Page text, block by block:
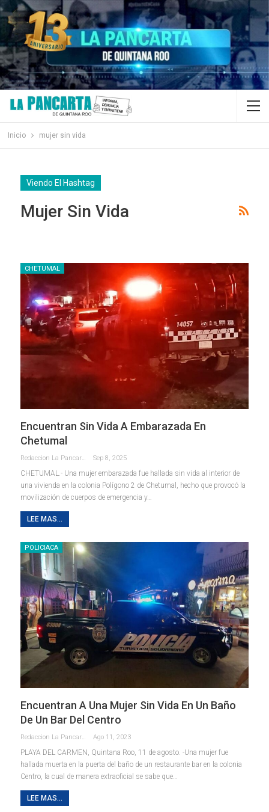
Inicio mujer sin vida
Viendo El Hashtag
Mujer Sin Vida
CHETUMAL
Encuentran Sin Vida A Embarazada En
Chetumal
Redaccion La Pancarta De Quintana Roo Sep 8, 2025
CHETUMAL.- Una mujer embarazada fue hallada sin vida al interior de
una vivienda en la colonia Polígono 2 de Chetumal, hecho que provocó la
movilización de cuerpos de emergencia y…
LEE MAS...
POLICIACA
Encuentran A Una Mujer Sin Vida En Un Baño
De Un Bar Del Centro
Redaccion La Pancarta De Quintana Roo Ago 11, 2023
PLAYA DEL CARMEN, Quintana Roo, 11 de agosto. -Una mujer fue
hallada muerta en la puerta del baño de un restaurante bar en la colonia
Centro, la cual de manera extraoficial se sabe que…
LEE MAS...